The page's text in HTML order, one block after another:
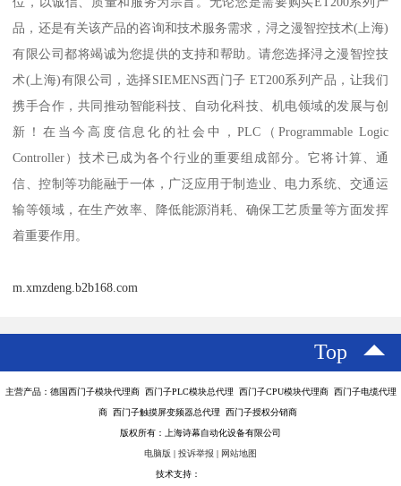
品，还是有关该产品的咨询和技术服务需求，浔之漫智控技术(上海)
有限公司都将竭诚为您提供的支持和帮助。请您选择浔之漫智控技
术(上海)有限公司，选择SIEMENS西门子 ET200系列产品，让我们
携手合作，共同推动智能科技、自动化科技、机电领域的发展与创
新！在当今高度信息化的社会中，PLC（Programmable Logic
Controller）技术已成为各个行业的重要组成部分。它将计算、通
信、控制等功能融于一体，广泛应用于制造业、电力系统、交通运
输等领域，在生产效率、降低能源消耗、确保工艺质量等方面发挥
着重要作用。
m.xmzdeng.b2b168.com
Top
主营产品：德国西门子模块代理商 西门子PLC模块总代理 西门子CPU模块代理商 西门子电缆代理
商 西门子触摸屏变频器总代理 西门子授权分销商
版权所有：上海诗幕自动化设备有限公司
电脑版 | 投诉举报 | 网站地图
技术支持：